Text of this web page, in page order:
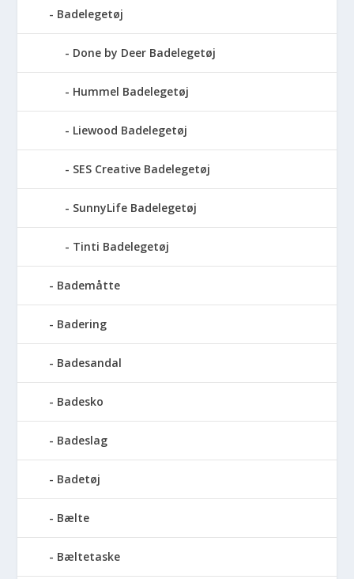
Badelegetøj
Done by Deer Badelegetøj
Hummel Badelegetøj
Liewood Badelegetøj
SES Creative Badelegetøj
SunnyLife Badelegetøj
Tinti Badelegetøj
Bademåtte
Badering
Badesandal
Badesko
Badeslag
Badetøj
Bælte
Bæltetaske